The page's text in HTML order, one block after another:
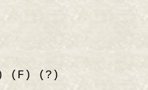
(F) (?)